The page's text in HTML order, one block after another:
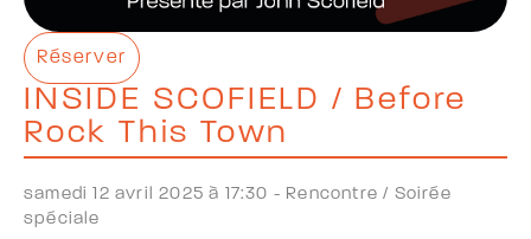
Réserver
INSIDE SCOFIELD / Before
Rock This Town
samedi 12 avril 2025 à 17:30 - Rencontre / Soirée
spéciale